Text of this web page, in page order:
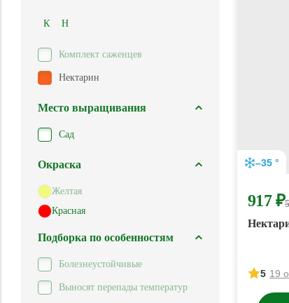
К Н
Комплект саженцев
Нектарин
Место выращивания
Сад
Окраска
Желтая
Красная
Подборка по особенностям
Болезнеустойчивые
Выносят перепады температур
–35 °
917 ₽
5 19